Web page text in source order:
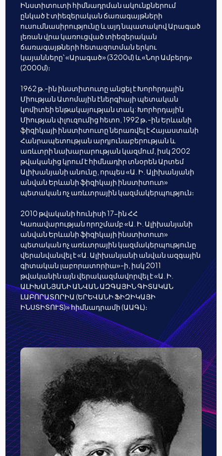
Ինստիտուտի հիմնադրման ակունքներում
ընկած է տիեզերական ճառագայթների
ուսումնասիրությունը և այդ նպատակով Արագած
լեռան վրա կառուցված տիեզերական
ճառագայթների հետազոտման երկու
կայանները՝ «Արագած» (3200մ) և «Նոր Ամբերդ»
(2000մ)։
1962 թ.-ին ինստիտուտը անցել է Խորհրդային
Միության Ատոմային էներգիայի պետական
կոմիտեի ենթակայության տակ: Խորհրդային
Միության փլուզումից հետո, 1992 թ․-ին Երևանի
ֆիզիկայի ինստիտուտը ներառվել է Հայաստանի
Հանրապետության արդյունաբերության և
առևտրի նախարարության կազմում, իսկ 2002
թվականից կրում է հիմնադիր տնօրեն Արտեմ
Ալիխանյանի անունը, որպես «Ա. Ի. Ալիխանյանի
անվան Երևանի ֆիզիկայի ինստիտուտ»
պետական ոչ առևտրային կազմակերպություն։
2010 թվականի հունիսի 17-ին ՀՀ
Կառավարության որոշմամբ «Ա. Ի. Ալիխանյանի
անվան Երևանի ֆիզիկայի ինստիտուտ»
պետական ոչ առևտրային կազմակերպությունը
վերանվանվել է «Ա. Ալիխանյանի անվան ազգային
գիտական լաբորատորիա»-ի, իսկ 2011
թվականին այն վերակազմավորվել է «Ա. Ի.
ԱԼԻԽԱՆՅԱՆԻ ԱՆՎԱՆ ԱԶԳԱՅԻՆ ԳԻՏԱԿԱՆ
ԼԱԲՈՐԱՏՈՐԻԱ (ԵՐԵՎԱՆԻ ՖԻԶԻԿԱՅԻ
ԻՆՍՏԻՏՈՒՏ)» հիմնադրամի (ԱԱԳԼ)։